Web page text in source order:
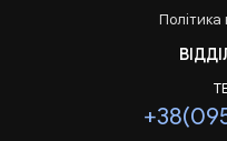
Політика